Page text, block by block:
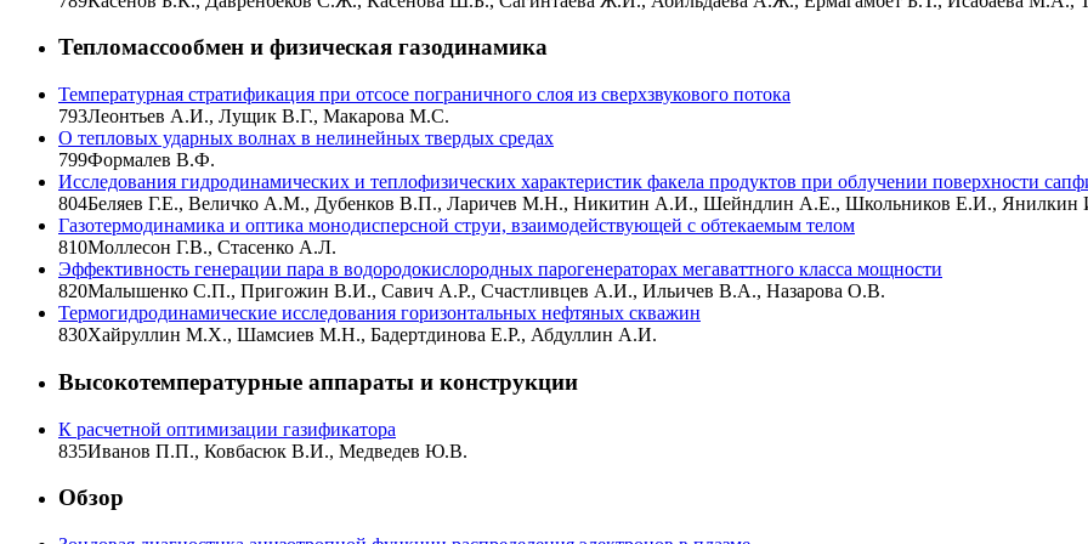
Тепломассообмен и физическая газодинамика
Температурная стратификация при отсосе пограничного слоя из сверхзвукового потока
793Леонтьев А.И., Лущик В.Г., Макарова М.С.
О тепловых ударных волнах в нелинейных твердых средах
799Формалев В.Ф.
Исследования гидродинамических и теплофизических характеристик факела продуктов при облучении поверхности
804Беляев Г.Е., Величко А.М., Дубенков В.П., Ларичев М.Н., Никитин А.И., Шейндлин А.Е., Школьников Е.И., Янилкин
Газотермодинамика и оптика монодисперсной струи, взаимодействующей с обтекаемым телом
810Моллесон Г.В., Стасенко А.Л.
Эффективность генерации пара в водородокислородных парогенераторах мегаваттного класса мощности
820Малышенко С.П., Пригожин В.И., Савич А.Р., Счастливцев А.И., Ильичев В.А., Назарова О.В.
Термогидродинамические исследования горизонтальных нефтяных скважин
830Хайруллин М.Х., Шамсиев М.Н., Бадертдинова Е.Р., Абдуллин А.И.
Высокотемпературные аппараты и конструкции
К расчетной оптимизации газификатора
835Иванов П.П., Ковбасюк В.И., Медведев Ю.В.
Обзор